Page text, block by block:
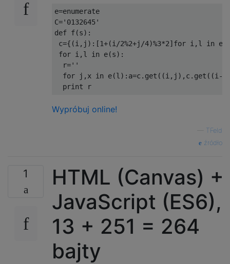
e=enumerate
C='0132645'
def f(s):
c={(i , j ):[1+(i /2%2+j /4)%3*2] for i , l in e
for i , l in e(s):
  r
=''
for j , x in e(l ): a=c . get ((i , j ), c . get ((i -(
print r
Wypróbuj online!
TFeld
źródło
1
HTML (Canvas) +
JavaScript (ES6),
13 + 251 = 264
bajty